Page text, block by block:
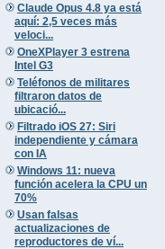
Claude Opus 4.8 ya está
aquí: 2,5 veces más
veloci...
OneXPlayer 3 estrena
Intel G3
Teléfonos de militares
filtraron datos de
ubicació...
Filtrado iOS 27: Siri
independiente y cámara
con IA
Windows 11: nueva
función acelera la CPU un
70%
Usan falsas
actualizaciones de
reproductores de ví...